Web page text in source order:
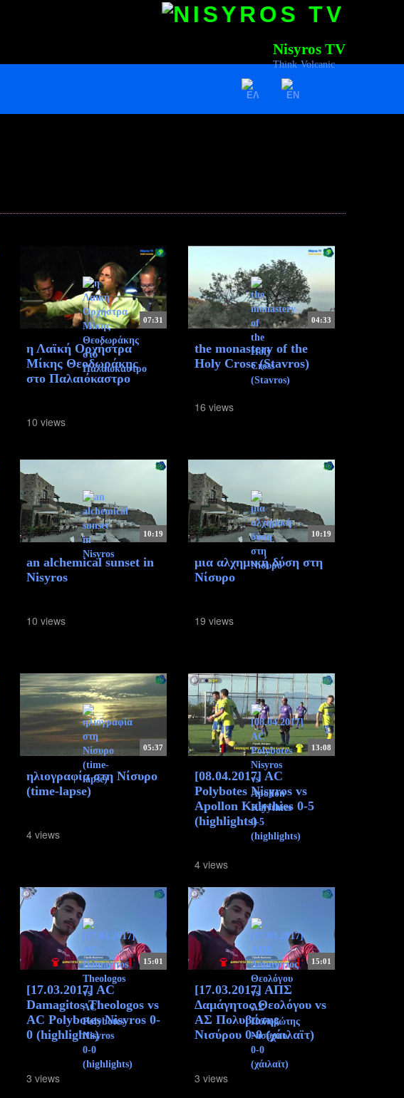
Nisyros TV
Think Volcanic
07:31
η Λαϊκή Ορχήστρα
Μίκης Θεοδωράκης
στο Παλαιόκαστρο
10 views
04:33
the monastery of the
Holy Cross (Stavros)
16 views
10:19
an alchemical sunset in
Nisyros
10 views
10:19
μια αλχημική δύση στη
Νίσυρο
19 views
05:37
ηλιογραφία στη Νίσυρο
(time-lapse)
4 views
13:08
[08.04.2017] AC
Polybotes Nisyros vs
Apollon Kalythies 0-5
(highlights)
4 views
15:01
[17.03.2017] AC
Damagitos Theologos vs
AC Polybotes Nisyros 0-
0 (highlights)
3 views
15:01
[17.03.2017] ΑΠΣ
Δαμάγητος Θεολόγου vs
ΑΣ Πολυβώτης
Νισύρου 0-0 (χάιλαϊτ)
3 views